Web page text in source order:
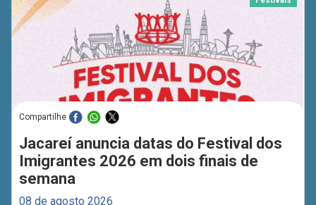
Compartilhe
Jacareí anuncia datas do Festival dos
Imigrantes 2026 em dois finais de
semana
08 de agosto 2026